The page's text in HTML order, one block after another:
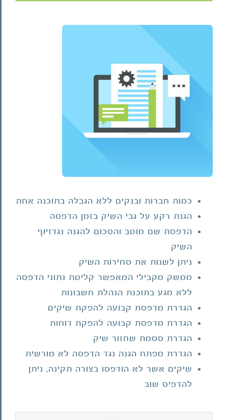
כמות חברות ובנקים ללא הגבלה בתוכנה אחת
הגנת רקע על גבי השיק בזמן הדפסה
הדפסת שם מוטב והסכום להגנה נגדזיוף
השיק
ניתן לשנות את סחירות השיק
ממשק מקבילי המאפשר קליטת נתוני הדפסה
ללא מגע בתוכנת הנהלת חשבונות
הגדרת מדפסת קבועה להפקת שיקים
הגדרת מדפסת קבועה להפקת דוחות
הגדרת ססמת שחזור שיק
הגדרת מפתח הגנה נגד הדפסה לא מורשית
שיקים אשר לא הודפסו בצורה תקינה, ניתן
להדפיס שוב